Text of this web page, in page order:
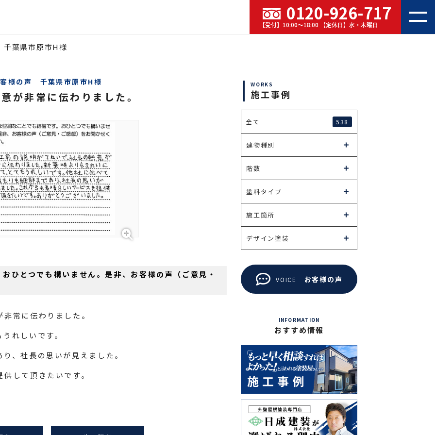
0120-926-717
【受付】10:00～18:00 【定休日】水・木曜日
葉県市原市H様
様の声 千葉県市原市H様
が非常に伝わりました。
ひとつでも構いません。是非、お客様の声（ご意見・
常に伝わりました。
れしいです。
、社長の思いが見えました。
して頂きたいです。
WORKS
施工事例
全て 538
建物種別
階数
塗料タイプ
施工箇所
デザイン塗装
VOICE お客様の声
INFORMATION
おすすめ情報